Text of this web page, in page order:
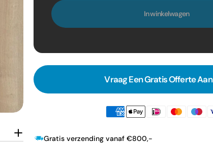
In winkelwagen
Vraag Een Gratis Offerte Aan
Gratis verzending vanaf €800,-